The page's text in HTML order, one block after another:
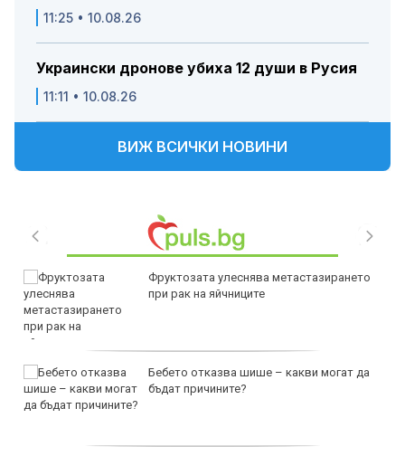
11:25 • 10.08.26
Украински дронове убиха 12 души в Русия
11:11 • 10.08.26
ВИЖ ВСИЧКИ НОВИНИ
Фруктозата улеснява метастазирането
при рак на яйчниците
Бебето отказва шише – какви могат да
бъдат причините?